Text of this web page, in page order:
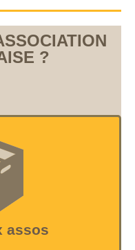
?
assos